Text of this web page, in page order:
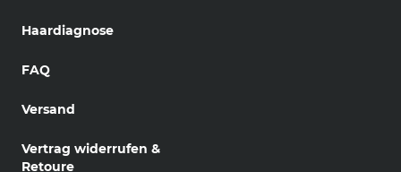
Haardiagnose
FAQ
Versand
Vertrag widerrufen &
Retoure